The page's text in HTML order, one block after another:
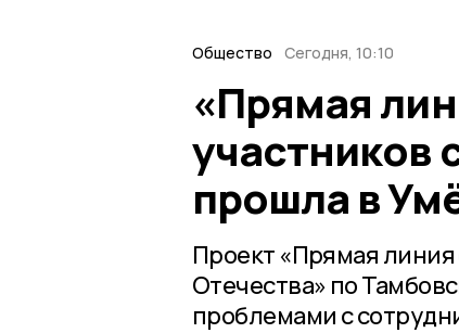
Общество Сегодня, 10:10
«Прямая
участников
прошла в
Проект «Прямая
Отечества» по
проблемами с